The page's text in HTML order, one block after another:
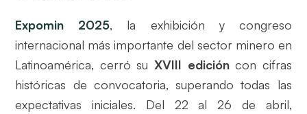
Expomin 2025, la exhibición y congreso
internacional más importante del sector minero en
Latinoamérica, cerró su XVIII edicióncon cifras
históricas de convocatoria, superando todas las
expectativas iniciales. Del 22 al 26 de abril,